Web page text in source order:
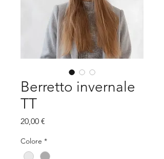
Berretto invernale
TT
20,00 €
Colore *